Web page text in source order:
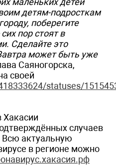
детям-подросткам
поберегите
пор стоят в
Сделайте это
может быть уже
Саяногорска,
своей
statuses/
Хакасии
случаев
Всю актуальную
в регионе можно